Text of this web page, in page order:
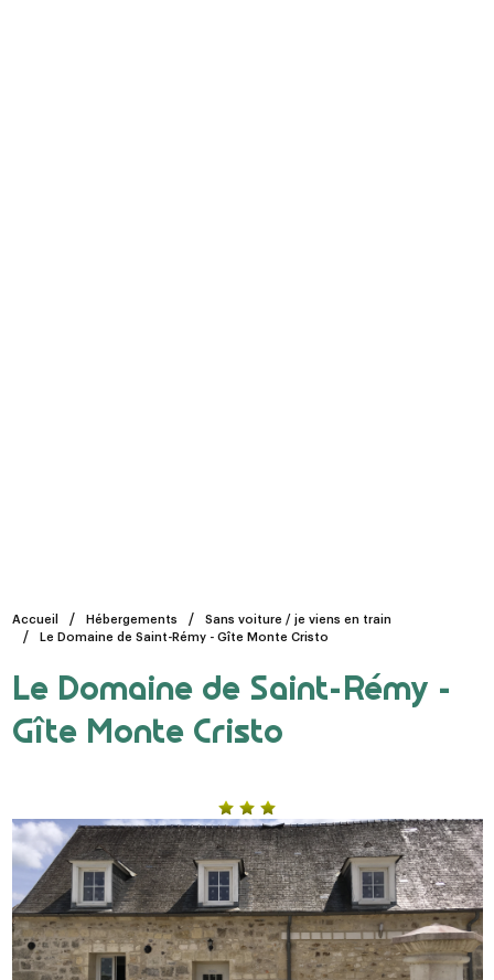
Accueil Hébergements
Sans voiture / je viens en train
Le Domaine de Saint-Rémy - Gîte Monte Cristo
Le Domaine de Saint-Rémy -
Gîte Monte Cristo